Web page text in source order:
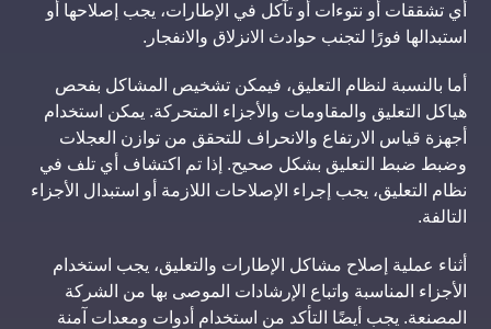
أي تشققات أو نتوءات أو تآكل في الإطارات، يجب إصلاحها أو
استبدالها فورًا لتجنب حوادث الانزلاق والانفجار.
أما بالنسبة لنظام التعليق، فيمكن تشخيص المشاكل بفحص
هياكل التعليق والمقاومات والأجزاء المتحركة. يمكن استخدام
أجهزة قياس الارتفاع والانحراف للتحقق من توازن العجلات
وضبط ضبط التعليق بشكل صحيح. إذا تم اكتشاف أي تلف في
نظام التعليق، يجب إجراء الإصلاحات اللازمة أو استبدال الأجزاء
التالفة.
أثناء عملية إصلاح مشاكل الإطارات والتعليق، يجب استخدام
الأجزاء المناسبة واتباع الإرشادات الموصى بها من الشركة
المصنعة. يجب أيضًا التأكد من استخدام أدوات ومعدات آمنة